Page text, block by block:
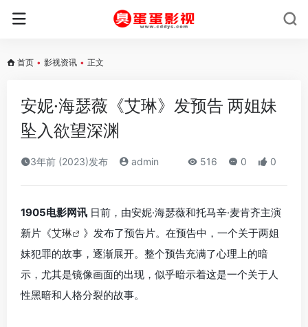
首页 • 影视资讯 • 正文
安妮·海瑟薇《艾琳》发预告 两姐妹
坠入欲望深渊
3年前 (2023)发布 admin 516 0 0
1905电影网讯 日前，由安妮·海瑟薇和托马辛·麦肯齐主演
新片《艾琳
》发布了预告片。在预告中，一个关于两姐
妹犯罪的故事，逐渐展开。整个预告充满了心理上的暗
示，尤其是镜像画面的出现，似乎暗示着这是一个关于人
性黑暗和人格分裂的故事。